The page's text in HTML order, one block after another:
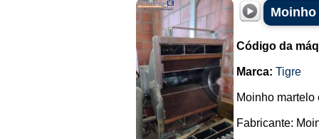
Código da
Marca: Tigre
Moinho
Fabricante: